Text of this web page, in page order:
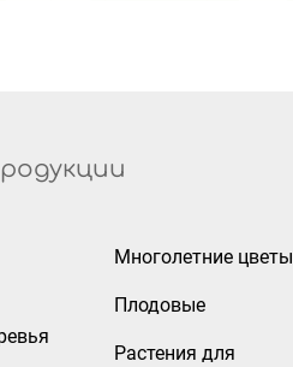
Многолетние цветы
Плодовые
Растения для